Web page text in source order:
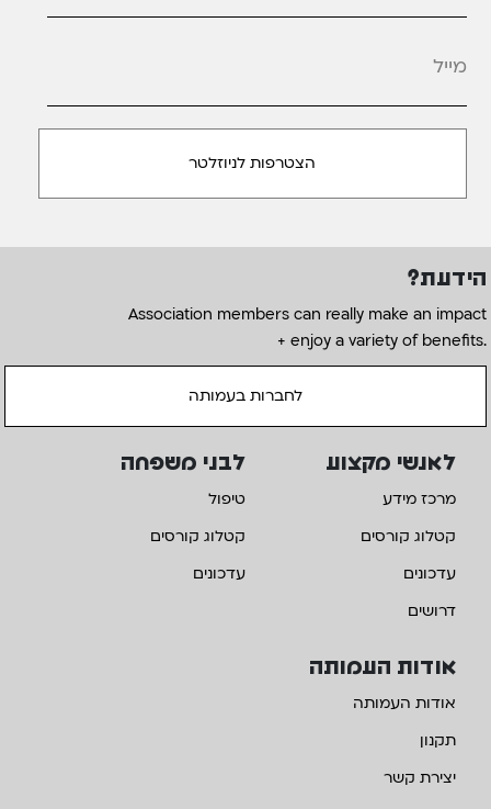
הידעת?
Association members can really make an impact
+ enjoy a variety of benefits.
לחברות בעמותה
אודות העמותה
אודות העמותה
תקנון
יצירת קשר
לאנשי מקצוע
מרכז מידע
קטלוג קורסים
עדכונים
דרושים
לבני משפחה
טיפול
קטלוג קורסים
עדכונים